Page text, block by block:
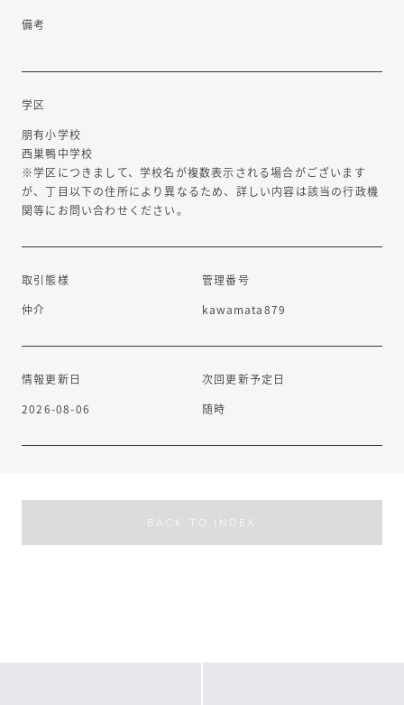
東池袋駅まで約920m
備考
学区
朋有小学校
西巣鴨中学校
※学区につきまして、学校名が複数表示される場合がございます
が、丁目以下の住所により異なるため、詳しい内容は該当の行政機
関等にお問い合わせください。
取引態様
仲介
管理番号
kawamata879
情報更新日
2026-08-06
次回更新予定日
随時
BACK TO INDEX